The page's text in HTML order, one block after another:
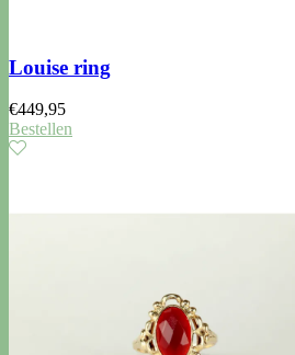
Louise ring
€449,95
Bestellen